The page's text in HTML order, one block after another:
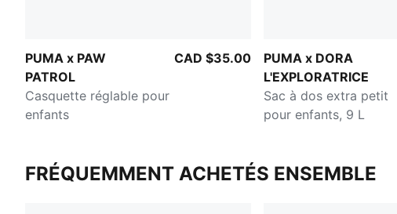
PUMA x PAW
PATROL
Casquette réglable pour
enfants
CAD $35.00
PUMA x DORA
L'EXPLORATRICE
Sac à dos extra petit
pour enfants, 9 L
FRÉQUEMMENT ACHETÉS ENSEMBLE